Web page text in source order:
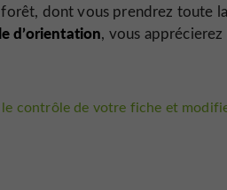
dont vous prendrez toute
d’orientation, vous
contrôle de votre fiche et